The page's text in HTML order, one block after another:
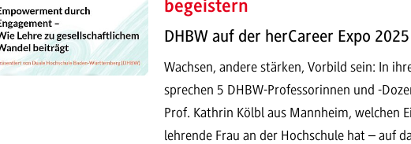
begeistern
DHBW auf der herCareer Expo 2025
Wachsen, andere stärken, Vorbild sein: In
sprechen 5 DHBW-Professorinnen und -
Prof. Kathrin Kölbl aus Mannheim, welchen
lehrende Frau an der Hochschule hat – auf